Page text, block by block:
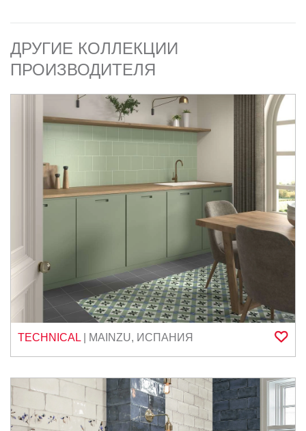
ДРУГИЕ КОЛЛЕКЦИИ
ПРОИЗВОДИТЕЛЯ
TECHNICAL MAINZU, ИСПАНИЯ